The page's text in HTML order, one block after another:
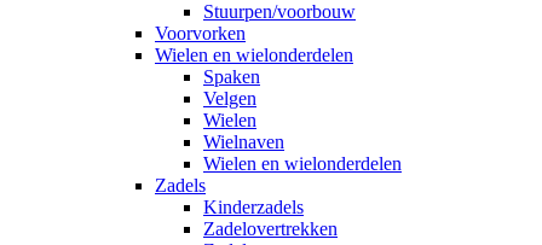
Stuurpen/voorbouw
Voorvorken
Wielen en wielonderdelen
Spaken
Velgen
Wielen
Wielnaven
Wielen en wielonderdelen
Zadels
Kinderzadels
Zadelovertrekken